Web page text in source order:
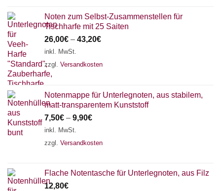
Noten zum Selbst-Zusammenstellen für
Tischharfe mit 25 Saiten
26,00€ – 43,20€
inkl. MwSt.
zzgl. Versandkosten
Notenmappe für Unterlegnoten, aus stabilem,
matt-transparentem Kunststoff
7,50€ – 9,90€
inkl. MwSt.
zzgl. Versandkosten
Flache Notentasche für Unterlegnoten, aus Filz
12,80€